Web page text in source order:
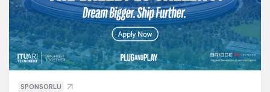
SPONSORLU